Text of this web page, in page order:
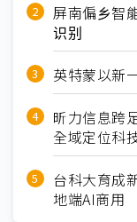
屏南偏乡智
识别
英特蒙以新
昕力信息跨
全域定位科
台科大育成
地端AI商用